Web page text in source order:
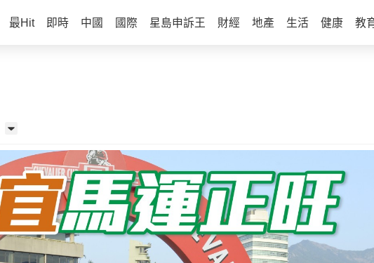
最Hit 即時 中國 國際 星島申訴王 財經 地產 生活 健康 教